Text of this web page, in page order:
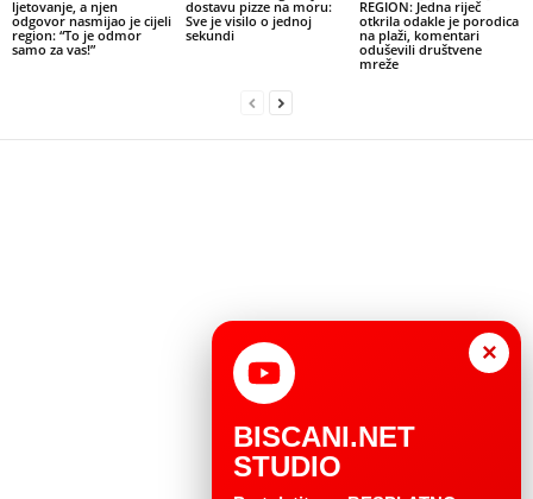
ljetovanje, a njen
odgovor nasmijao je cijeli
region: “To je odmor
samo za vas!”
dostavu pizze na moru:
Sve je visilo o jednoj
sekundi
REGION: Jedna riječ
otkrila odakle je porodica
na plaži, komentari
oduševili društvene
mreže
×
BISCANI.NET
STUDIO